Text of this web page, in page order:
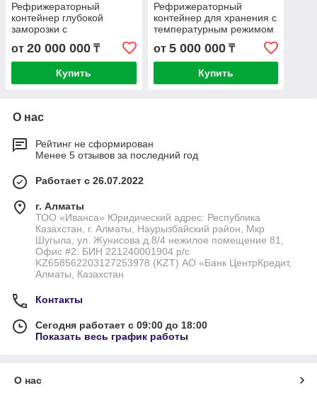
Рефрижераторный
контейнер глубокой
заморозки с
температурным режимом
от -60
от 20 000 000 ₸
Купить
Рефрижераторный
контейнер для хранения с
температурным режимом
от 5 000 000₸
Купить
О нас
Рейтинг не сформирован
Менее 5 отзывов за последний год
Работает с 26.07.2022
г. Алматы
ТОО «Иванса» Юридический адрес: Республика
Казахстан, г. Алматы, Наурызбайский район, Мкр
Шугыла, ул. Жунисова д.8/4 нежилое помещение 81,
Офис #2. БИН 221240001904 р/с
KZ658562203127253978 (KZT) АО «Банк ЦентрКредит,
Алматы, Казахстан
Контакты
Сегодня работает с 09:00 до 18:00
Показать весь график работы
О нас